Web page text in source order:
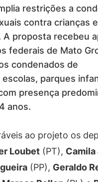
restrições a
contra crianças e
A proposta recebeu
federais de Mato
condenados de
parques
presença
anos.
ao projeto os
Loubet (PT), Camila
(PP), Geraldo